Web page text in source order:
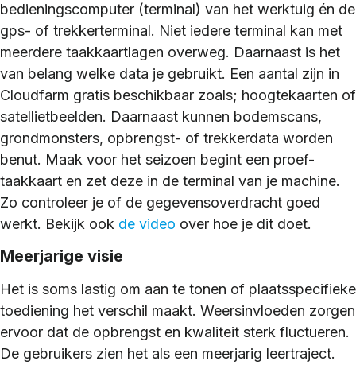
bedieningscomputer (terminal) van het werktuig én de
gps- of trekkerterminal. Niet iedere terminal kan met
meerdere taakkaartlagen overweg. Daarnaast is het
van belang welke data je gebruikt. Een aantal zijn in
Cloudfarm gratis beschikbaar zoals; hoogtekaarten of
satellietbeelden. Daarnaast kunnen bodemscans,
grondmonsters, opbrengst- of trekkerdata worden
benut. Maak voor het seizoen begint een proef-
taakkaart en zet deze in de terminal van je machine.
Zo controleer je of de gegevensoverdracht goed
werkt. Bekijk ook de video over hoe je dit doet.
Meerjarige visie
Het is soms lastig om aan te tonen of plaatsspecifieke
toediening het verschil maakt. Weersinvloeden zorgen
ervoor dat de opbrengst en kwaliteit sterk fluctueren.
De gebruikers zien het als een meerjarig leertraject.